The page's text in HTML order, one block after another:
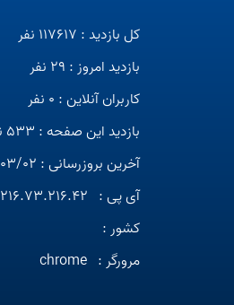
کل بازدید : 117617 نفر
بازدید امروز : 29 نفر
کاربران آنلاین : 0 نفر
بازدید این صفحه : 533 نفر
آخرین بروزرسانی : 1405/03/02 10:21
آی پی : 216.73.216.42
کشور :
مرورگر : chrome